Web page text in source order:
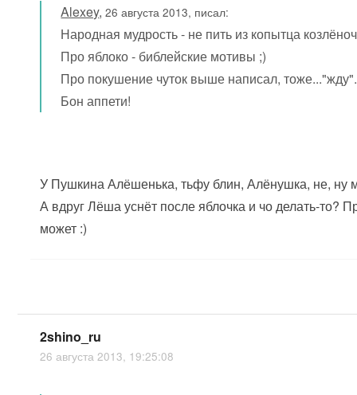
Alexey,26 августа 2013, писал:
Народная мудрость - не пить из копытца
Про яблоко - библейские мотивы ;)
Про покушение чуток выше написал, тоже..."жду".
Бон аппети!
У Пушкина Алёшенька, тьфу блин, Алёнушка, не, ну
А вдруг Лёша уснёт после яблочка и чо делать-то?
может :)
2shino_ru
26 августа 2013, 19:25:08